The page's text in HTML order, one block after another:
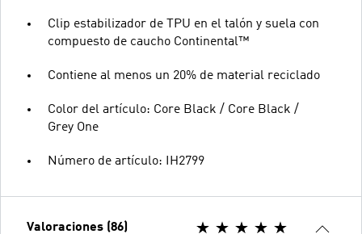
Clip estabilizador de TPU en el talón y suela con
compuesto de caucho Continental™
Contiene al menos un 20% de material reciclado
Color del artículo: Core Black / Core Black /
Grey One
Número de artículo: IH2799
Valoraciones (86)